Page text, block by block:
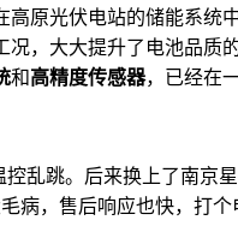
原光伏电站的储能系
，大大提升了电池品
和高精度传感器，已经在
乱跳。后来换上了南
病，售后响应也快，打